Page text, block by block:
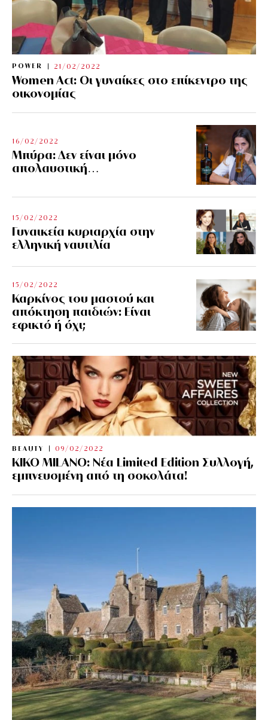
POWER 21/02/2022
Women Act: Οι γυναίκες στο επίκεντρο της
οικονομίας
16/02/2022
Μπύρα: Δεν είναι μόνο
απολαυστική…
15/02/2022
Γυναικεία κυριαρχία στην
ελληνική ναυτιλία
15/02/2022
Καρκίνος του μαστού και
απόκτηση παιδιών: Είναι
εφικτό ή όχι;
BEAUTY 09/02/2022
KIKO MILANO: Νέα Limited Edition Συλλογή,
εμπνευσμένη από τη σοκολάτα!